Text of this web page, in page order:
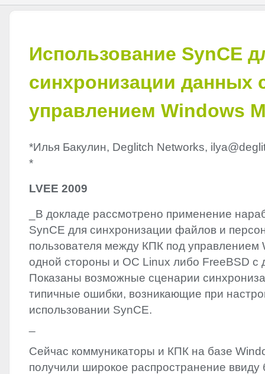
Использование SynCE
синхронизации данных
управлением Windows
*Илья Бакулин, Deglitch Networks,
*
LVEE 2009
_В докладе рассмотрено применение
SynCE для синхронизации файлов и
пользователя между КПК под управлением
одной стороны и ОС Linux либо FreeBSD с
Показаны возможные сценарии
типичные ошибки, возникающие при
использовании SynCE.
Сейчас коммуникаторы и КПК на базе
получили широкое распространение ввиду